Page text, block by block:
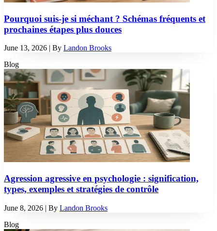
Pourquoi suis-je si méchant ? Schémas fréquents et
prochaines étapes plus douces
June 13, 2026 | By Landon Brooks
Blog
Agression agressive en psychologie : signification,
types, exemples et stratégies de contrôle
June 8, 2026 | By Landon Brooks
Blog